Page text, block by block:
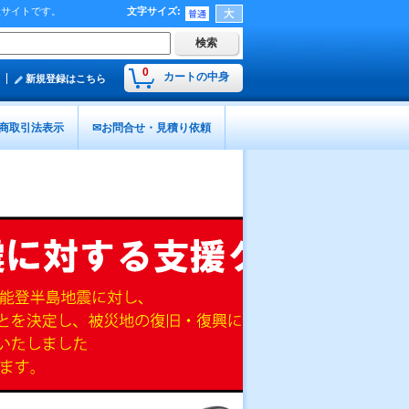
イトです。 文字サイズ:
0 カートの中身
新規登録はこちら
取引法表示 ✉お問合せ・見積り依頼